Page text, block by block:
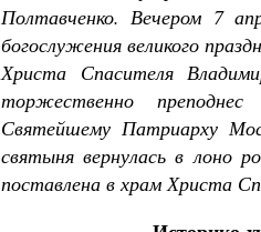
Полтавченко. Вечером 7
богослужения великого
Христа Спасителя
торжественно
Святейшему Патриарху
святыня вернулась в лоно
поставлена в храм Христа
Великомученик